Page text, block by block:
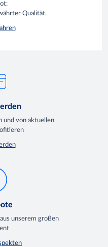
Qualität.
und von aktuellen
unserem großen